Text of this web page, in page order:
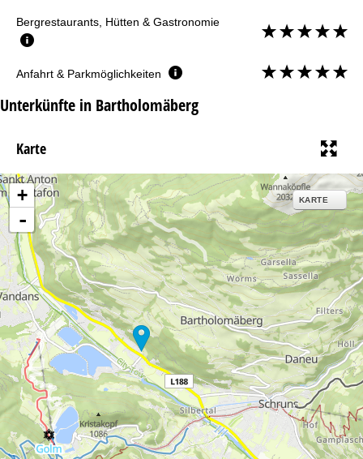
Bergrestaurants, Hütten & Gastronomie
Anfahrt & Parkmöglichkeiten
Unterkünfte in Bartholomäberg
Karte
+
-
KARTE